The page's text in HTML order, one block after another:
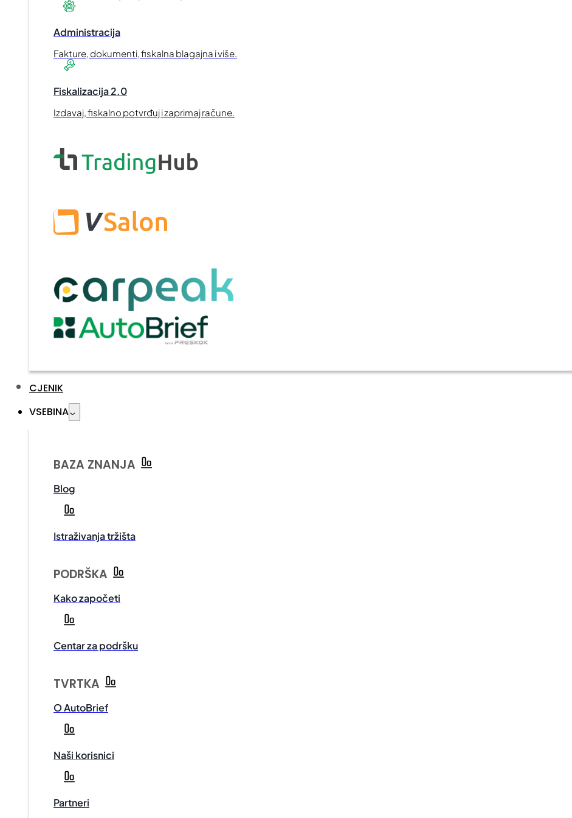
Administracija
Fakture, dokumenti, fiskalna blagajna i više.
Fiskalizacija 2.0
Izdavaj, fiskalno potvrđuj i zaprimaj račune.
CJENIK
VSEBINA
BAZA ZNANJA
Blog
Istraživanja tržišta
PODRŠKA
Kako započeti
Centar za podršku
TVRTKA
O AutoBrief
Naši korisnici
Partneri